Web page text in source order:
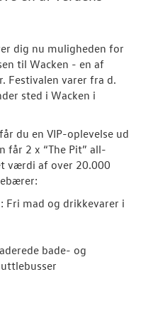
OM OS
JOB OG
dig nu muligheden for
til Wacken - en af
Festivalen varer fra d.
sted i Wacken i
du en VIP-oplevelse ud
får 2 x “The Pit” all-
værdi af over 20.000
Fri mad og drikkevarer i
bade- og